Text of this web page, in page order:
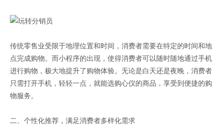
传统零售业受限于地理位置和时间，消费者需要在特定的时间和地
点完成购物。而小程序的出现，使得消费者可以随时随地通过手机
进行购物，极大地提升了购物体验。无论是白天还是夜晚，消费者
只需打开手机，轻轻一点，就能选购心仪的商品，享受到便捷的购
物服务。
二、个性化推荐，满足消费者多样化需求